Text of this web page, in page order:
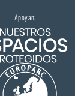
Apoyan: